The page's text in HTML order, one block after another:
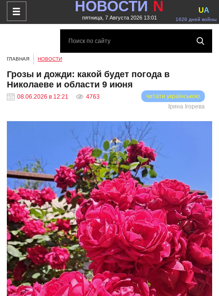
НОВОСТИ N
пятница, 7 Августа 2026 13:01 1626 дней войны
UA
ГЛАВНАЯ НОВОСТИ
Грозы и дожди: какой будет погода в
Николаеве и области 9 июня
08.06.2026 в 12:21 4763
читати українською
Ірина Ігорева